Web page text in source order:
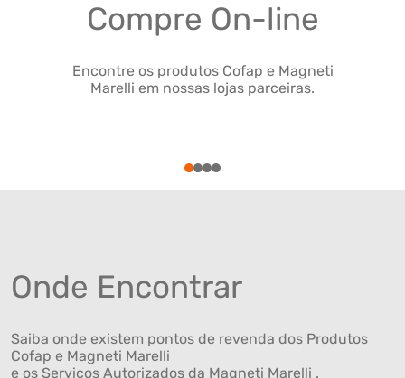
Compre On-line
Encontre os produtos Cofap e Magneti
Marelli em nossas lojas parceiras.
1234
Onde Encontrar
Saiba onde existem pontos de revenda dos Produtos
Cofap e Magneti Marelli
e os Serviços Autorizados da Magneti Marelli .